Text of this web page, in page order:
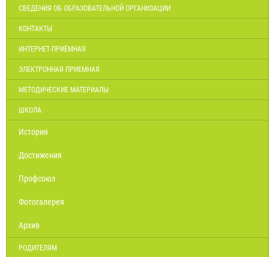
СВЕДЕНИЯ ОБ ОБРАЗОВАТЕЛЬНОЙ ОРГАНИЗАЦИИ
КОНТАКТЫ
ИНТЕРНЕТ-ПРИЁМНАЯ
ЭЛЕКТРОННАЯ ПРИЕМНАЯ
МЕТОДИЧЕСКИЕ МАТЕРИАЛЫ
ШКОЛА
История
Достижения
Профсоюз
Фотогалерея
Архив
РОДИТЕЛЯМ